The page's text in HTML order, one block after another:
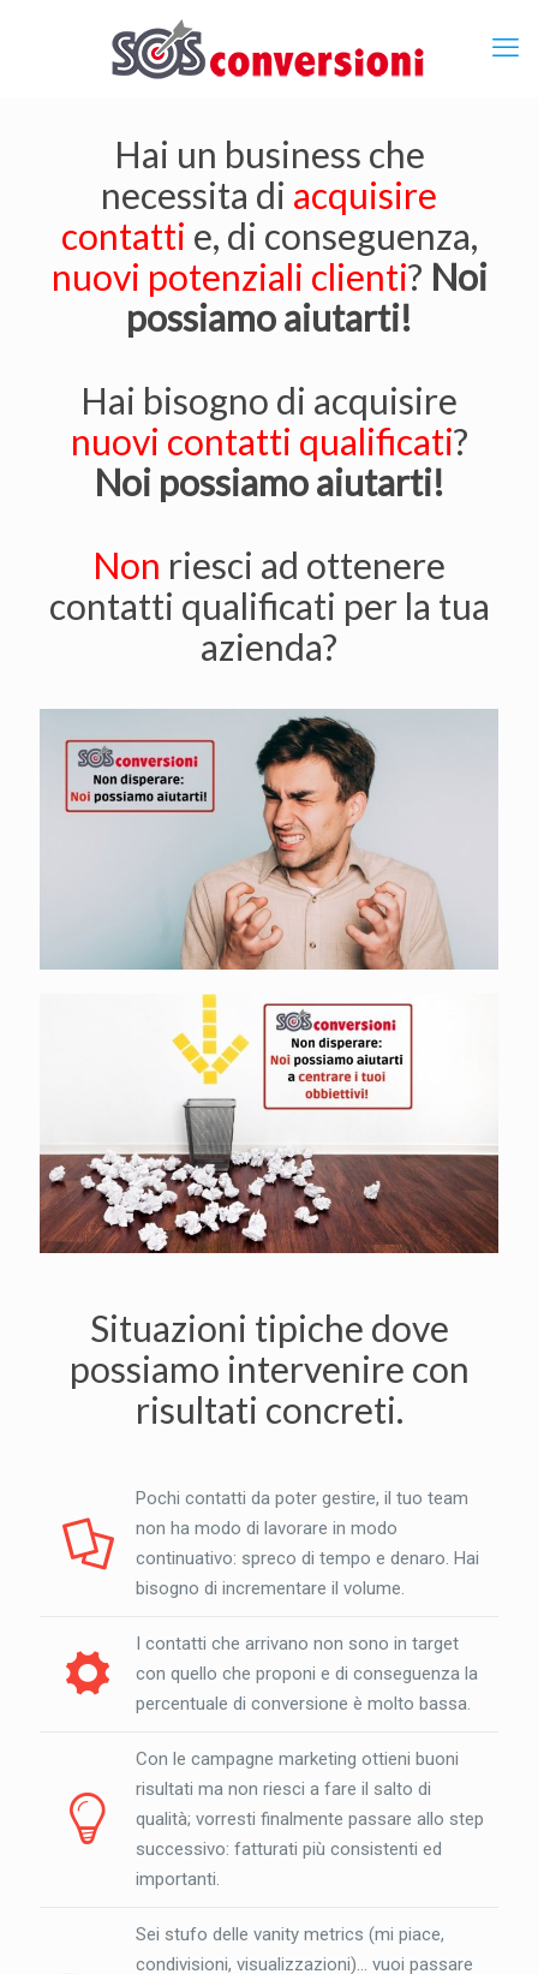
Hai un business che
necessita di acquisire
contatti e, di conseguenza,
nuovi potenziali clienti? Noi
possiamo aiutarti!
Hai bisogno di acquisire
nuovi contatti qualificati?
Noi possiamo aiutarti!
Non riesci ad ottenere
contatti qualificati per la tua
azienda?
Situazioni tipiche dove
possiamo intervenire con
risultati concreti.
Pochi contatti da poter gestire, il tuo team
non ha modo di lavorare in modo
continuativo: spreco di tempo e denaro. Hai
bisogno di incrementare il volume.
I contatti che arrivano non sono in target
con quello che proponi e di conseguenza la
percentuale di conversione è molto bassa.
Con le campagne marketing ottieni buoni
risultati ma non riesci a fare il salto di
qualità; vorresti finalmente passare allo step
successivo: fatturati più consistenti ed
importanti.
Sei stufo delle vanity metrics (mi piace,
condivisioni, visualizzazioni)... vuoi passare